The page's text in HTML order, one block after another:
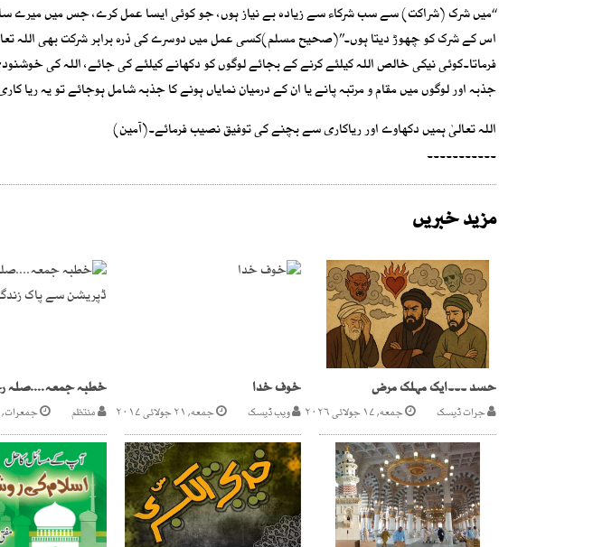
‘‘میں شرک (شراکت) سے سب شرکاء سے زیادہ بے نیاز ہوں، جو کوئی ایسا عمل کرے، جس میں
اس کے شرک کو چھوڑ دیتا ہوں۔’’(صحیح مسلم)کسی عمل میں دوسرے کی ذرہ برابر شرکت بھی اللہ
فرماتا۔کوئی نیکی خالص اللہ کیلئے کرنے کے بجائے لوگوں کو دکھانے کیلئے کی جائے، اللہ کی
جذبہ اور لوگوں میں مقام و مرتبہ پانے یا ان کے درمیان نمایاں ہونے کا جذبہ شامل ہوجائے تو یہ
اللہ تعالیٰ ہمیں دکھاوے اور ریاکاری سے بچنے کی توفیق نصیب فرمائے۔(آمین)
۔۔۔۔۔۔۔۔۔۔۔
مزید خبریں
حسد ۔۔۔ایک مہلک مرض
جرات ڈیسک جمعه, ۱۷ جولائی ۲۰۲۶
خوف خدا
ویب ڈیسک جمعه, ۲۱ جولائی ۲۰۱۷ منتظم جمعرات, ۳ نومبر ۲۰۱۶